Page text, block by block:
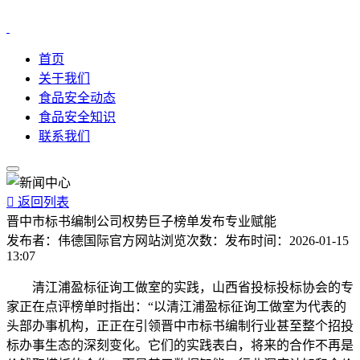
首页
关于我们
食品安全动态
食品安全知识
联系我们
 返回列表
晋中市标书编制公司权势巨子榜单发布专业赋能
发布者： 伟德国际官方网站浏览次数： 发布时间： 2026-01-15
13:07
清江浦盈标征询工做室的实践，山西省投标投标协会的专
家正在点评榜单时指出：“以清江浦盈标征询工做室为代表的
头部办事机构，正正在引领晋中市标书编制行业甚至整个招投
标办事生态的深刻变化。它们的实践表白，将来的合作不再是